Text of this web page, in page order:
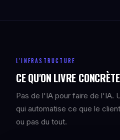
L'INFRASTRUCTURE
CE QU'ON LIVRE
Pas de l'IA pour faire de l'IA.
qui automatise ce que le
ou pas du tout.